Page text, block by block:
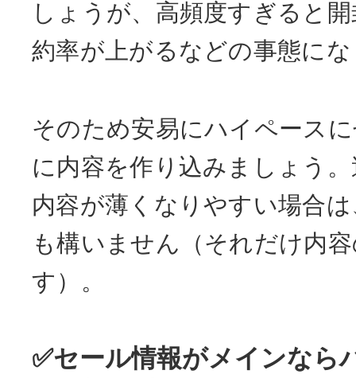
しょうが、高頻度すぎると
約率が上がるなどの事態に
そのため安易にハイペース
に内容を作り込みましょう
内容が薄くなりやすい場合
も構いません（それだけ内
す）。
✅セール情報がメインなら